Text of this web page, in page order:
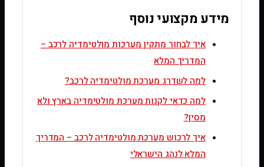
מידע מקצועי נוסף
איך לבחור מתקין מערכות מולטימדיה לרכב –
המדריך המלא
למה לשדרג מערכת מולטימדיה לרכב?
למה כדאי לקנות מערכת מולטימדיה בארץ ולא
מסין?
איך לרכוש מערכת מולטימדיה לרכב – המדריך
המלא לנהג הישראלי